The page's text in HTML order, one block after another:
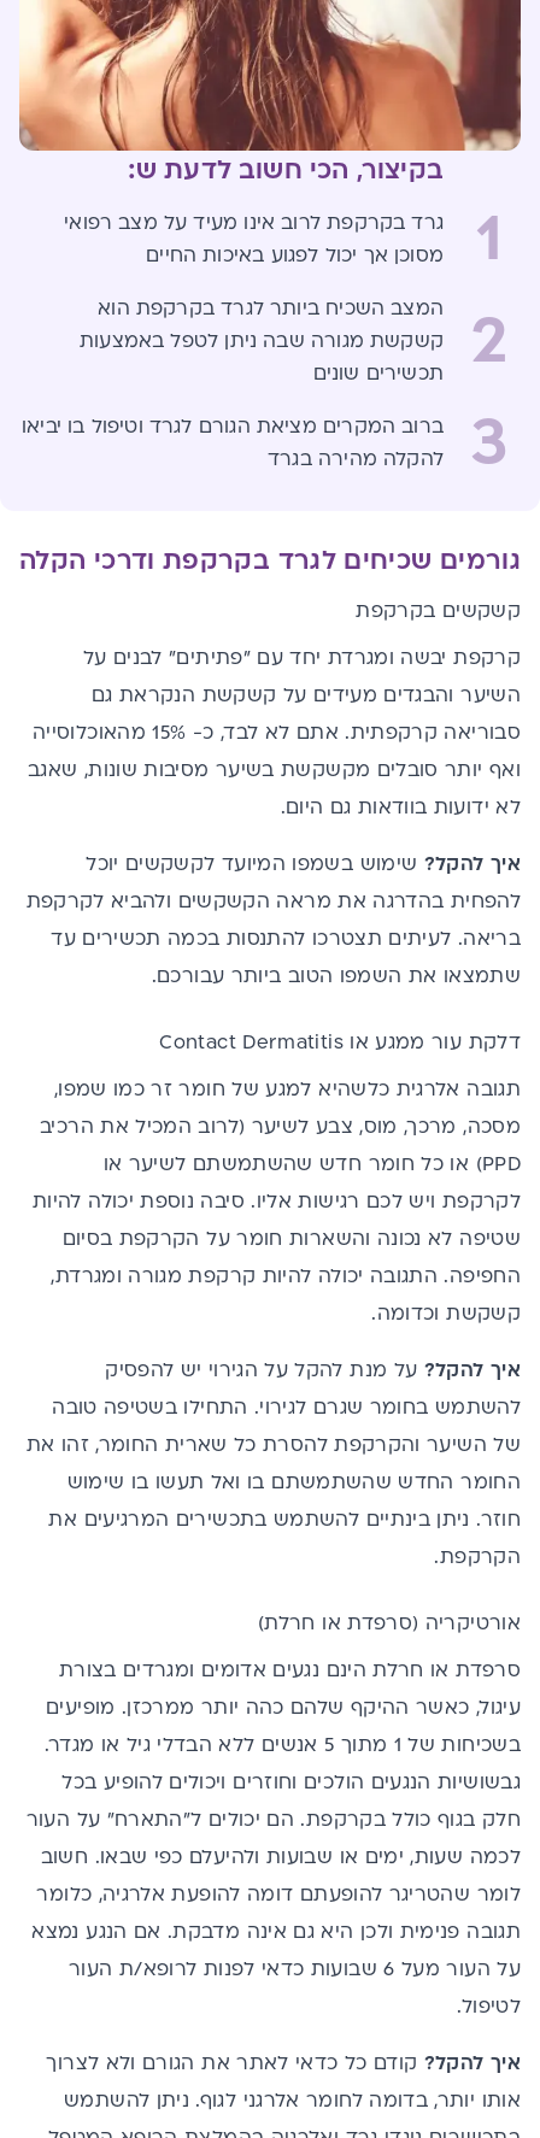
בקיצור, הכי חשוב לדעת ש:
1
גרד בקרקפת לרוב אינו מעיד על מצב רפואי
מסוכן אך יכול לפגוע באיכות החיים
2
המצב השכיח ביותר לגרד בקרקפת הוא
קשקשת מגורה שבה ניתן לטפל באמצעות
תכשירים שונים
3
ברוב המקרים מציאת הגורם לגרד וטיפול בו יביאו
להקלה מהירה בגרד
גורמים שכיחים לגרד בקרקפת ודרכי הקלה
קשקשים בקרקפת
קרקפת יבשה ומגרדת יחד עם "פתיתים" לבנים על
השיער והבגדים מעידים על קשקשת הנקראת גם
סבוריאה קרקפתית. אתם לא לבד, כ- 15% מהאוכלוסייה
ואף יותר סובלים מקשקשת בשיער מסיבות שונות, שאגב
לא ידועות בוודאות גם היום.
איך להקל? שימוש בשמפו המיועד לקשקשים יוכל
להפחית בהדרגה את מראה הקשקשים ולהביא לקרקפת
בריאה. לעיתים תצטרכו להתנסות בכמה תכשירים עד
שתמצאו את השמפו הטוב ביותר עבורכם.
דלקת עור ממגע או Contact Dermatitis
תגובה אלרגית כלשהיא למגע של חומר זר כמו שמפו,
מסכה, מרכך, מוס, צבע לשיער (לרוב המכיל את הרכיב
PPD) או כל חומר חדש שהשתמשתם לשיער או
לקרקפת ויש לכם רגישות אליו. סיבה נוספת יכולה להיות
שטיפה לא נכונה והשארות חומר על הקרקפת בסיום
החפיפה. התגובה יכולה להיות קרקפת מגורה ומגרדת,
קשקשת וכדומה.
איך להקל? על מנת להקל על הגירוי יש להפסיק
להשתמש בחומר שגרם לגירוי. התחילו בשטיפה טובה
של השיער והקרקפת להסרת כל שארית החומר, זהו את
החומר החדש שהשתמשתם בו ואל תעשו בו שימוש
חוזר. ניתן בינתיים להשתמש בתכשירים המרגיעים את
הקרקפת.
אורטיקריה (סרפדת או חרלת)
סרפדת או חרלת הינם נגעים אדומים ומגרדים בצורת
עיגול, כאשר ההיקף שלהם כהה יותר ממרכזן. מופיעים
בשכיחות של 1 מתוך 5 אנשים ללא הבדלי גיל או מגדר.
גבשושיות הנגעים הולכים וחוזרים ויכולים להופיע בכל
חלק בגוף כולל בקרקפת. הם יכולים ל"התארח" על העור
לכמה שעות, ימים או שבועות ולהיעלם כפי שבאו. חשוב
לומר שהטריגר להופעתם דומה להופעת אלרגיה, כלומר
תגובה פנימית ולכן היא גם אינה מדבקת. אם הנגע נמצא
על העור מעל 6 שבועות כדאי לפנות לרופא/ת העור
לטיפול.
איך להקל? קודם כל כדאי לאתר את הגורם ולא לצרוך
אותו יותר, בדומה לחומר אלרגני לגוף. ניתן להשתמש